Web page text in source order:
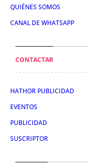
QUIÉNES SOMOS
CANAL DE WHATSAPP
CONTACTAR
HATHOR PUBLICIDAD
EVENTOS
PUBLICIDAD
SUSCRIPTOR